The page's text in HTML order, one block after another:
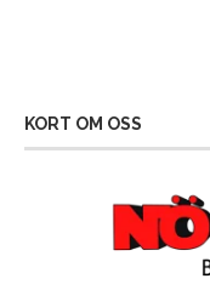
KORT OM OSS